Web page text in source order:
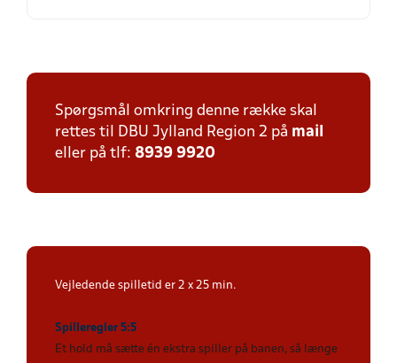
Spørgsmål omkring denne række skal
rettes til DBU Jylland Region 2 på mail
eller på tlf: 8939 9920
Vejledende spilletid er 2 x 25 min.
Spilleregler 5:5
Et hold må sætte én ekstra spiller på banen, så længe